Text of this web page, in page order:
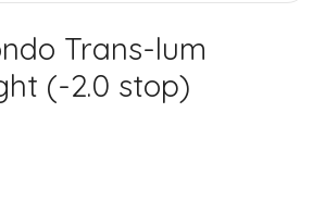
Trans-lum
(-2.0 stop)